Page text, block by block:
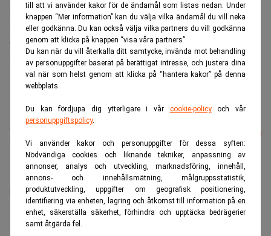
till att vi använder kakor för de ändamål som listas nedan. Under
knappen “Mer information” kan du välja vilka ändamål du vill neka
eller godkänna. Du kan också välja vilka partners du vill godkänna
genom att klicka på knappen “visa våra partners”.
Du kan när du vill återkalla ditt samtycke, invända mot behandling
av personuppgifter baserat på berättigat intresse, och justera dina
val när som helst genom att klicka på “hantera kakor” på denna
webbplats.
Du kan fördjupa dig ytterligare i vår cookie-policyoch vår
personuppgiftspolicy.
Vi använder kakor och personuppgifter för dessa syften:
Nödvändiga cookies och liknande tekniker, anpassning av
annonser, analys och utveckling, marknadsföring, innehåll,
annons- och innehållsmätning, målgruppsstatistik,
produktutveckling, uppgifter om geografisk positionering,
identifiering via enheten, lagring och åtkomst till information på en
enhet, säkerställa säkerhet, förhindra och upptäcka bedrägerier
samt åtgärda fel.
marknadsandelar i Afrika, Sydostasien och Mellanöstern
är endast 7 procent.
Totalt har Nokia 30 procent av världsmarknaden och
Motorola endast 17 procent, något som fått den nu 18
månader gamle vd:n Edward Zander att utmana den
finländska jätten med en ny mini-mobil.
Läs mer från Realtid - vårt nyhetsbrev
är kostnadsfritt:
administrator